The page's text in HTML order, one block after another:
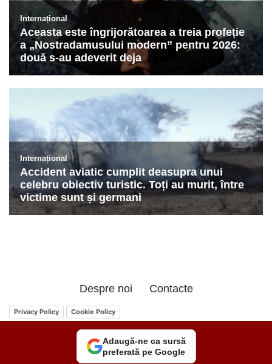
Despre noi Contacte
Privacy Policy Cookie Policy
Adaugă-ne ca sursă
preferată pe Google